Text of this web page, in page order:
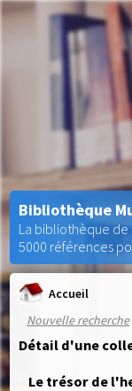
Accueil
Nouvelle recherche
Détail d'une
Le trésor de
Bibliothèque
La bibliothèque de
5000 références